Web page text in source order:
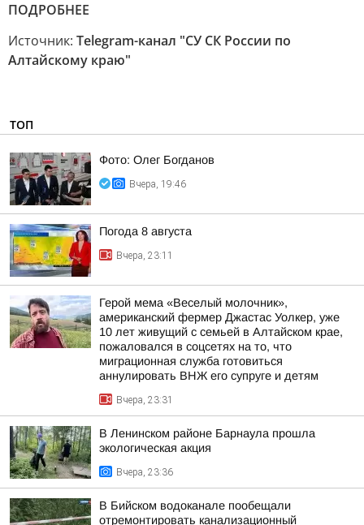
ПОДРОБНЕЕ
Источник: Telegram-канал "СУ СК России по
Алтайскому краю"
ТОП
Фото: Олег Богданов
Вчера, 19:46
Погода 8 августа
Вчера, 23:11
Герой мема «Веселый молочник»,
американский фермер Джастас Уолкер, уже
10 лет живущий с семьей в Алтайском крае,
пожаловался в соцсетях на то, что
миграционная служба готовиться
аннулировать ВНЖ его супруге и детям
Вчера, 23:31
В Ленинском районе Барнаула прошла
экологическая акция
Вчера, 23:36
В Бийском водоканале пообещали
отремонтировать канализационный